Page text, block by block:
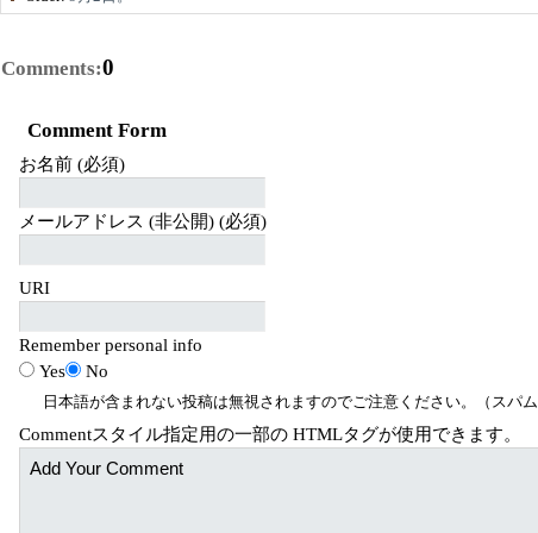
Comments:0
Comment Form
お名前 (必須)
メールアドレス (非公開) (必須)
URI
Remember personal info
Yes
No
日本語が含まれない投稿は無視されますのでご注意ください。（スパ
Commentスタイル指定用の一部の HTMLタグが使用できます。